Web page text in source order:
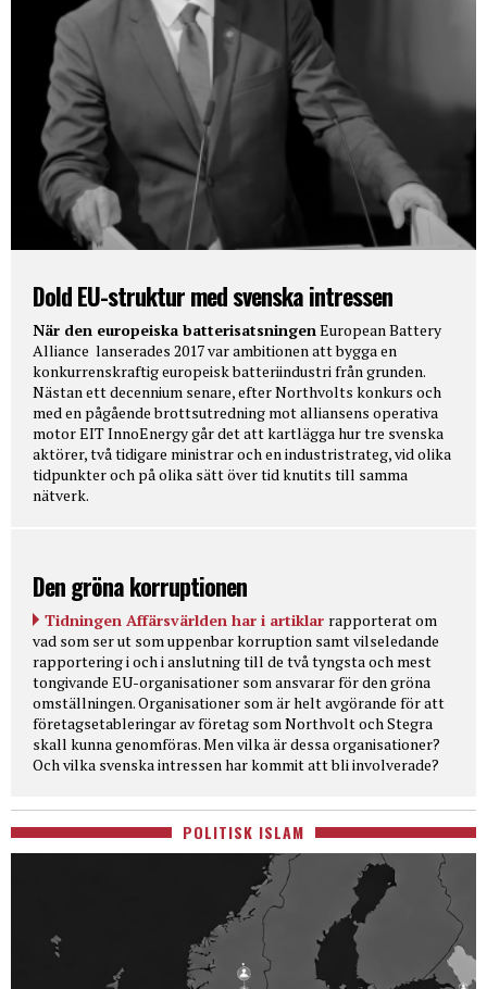
Dold EU-struktur med svenska intressen
När den europeiska batterisatsningenEuropean Battery
Alliance lanserades 2017 var ambitionen att bygga en
konkurrenskraftig europeisk batteriindustri från grunden.
Nästan ett decennium senare, efter Northvolts konkurs och
med en pågående brottsutredning mot alliansens operativa
motor EIT InnoEnergy går det att kartlägga hur tre svenska
aktörer, två tidigare ministrar och en industristrateg, vid olika
tidpunkter och på olika sätt över tid knutits till samma
nätverk.
Den gröna korruptionen
Tidningen Affärsvärlden har i artiklar rapporterat om
vad som ser ut som uppenbar korruption samt vilseledande
rapportering i och i anslutning till de två tyngsta och mest
tongivande EU-organisationer som ansvarar för den gröna
omställningen. Organisationer som är helt avgörande för att
företagsetableringar av företag som Northvolt och Stegra
skall kunna genomföras. Men vilka är dessa organisationer?
Och vilka svenska intressen har kommit att bli involverade?
POLITISK ISLAM